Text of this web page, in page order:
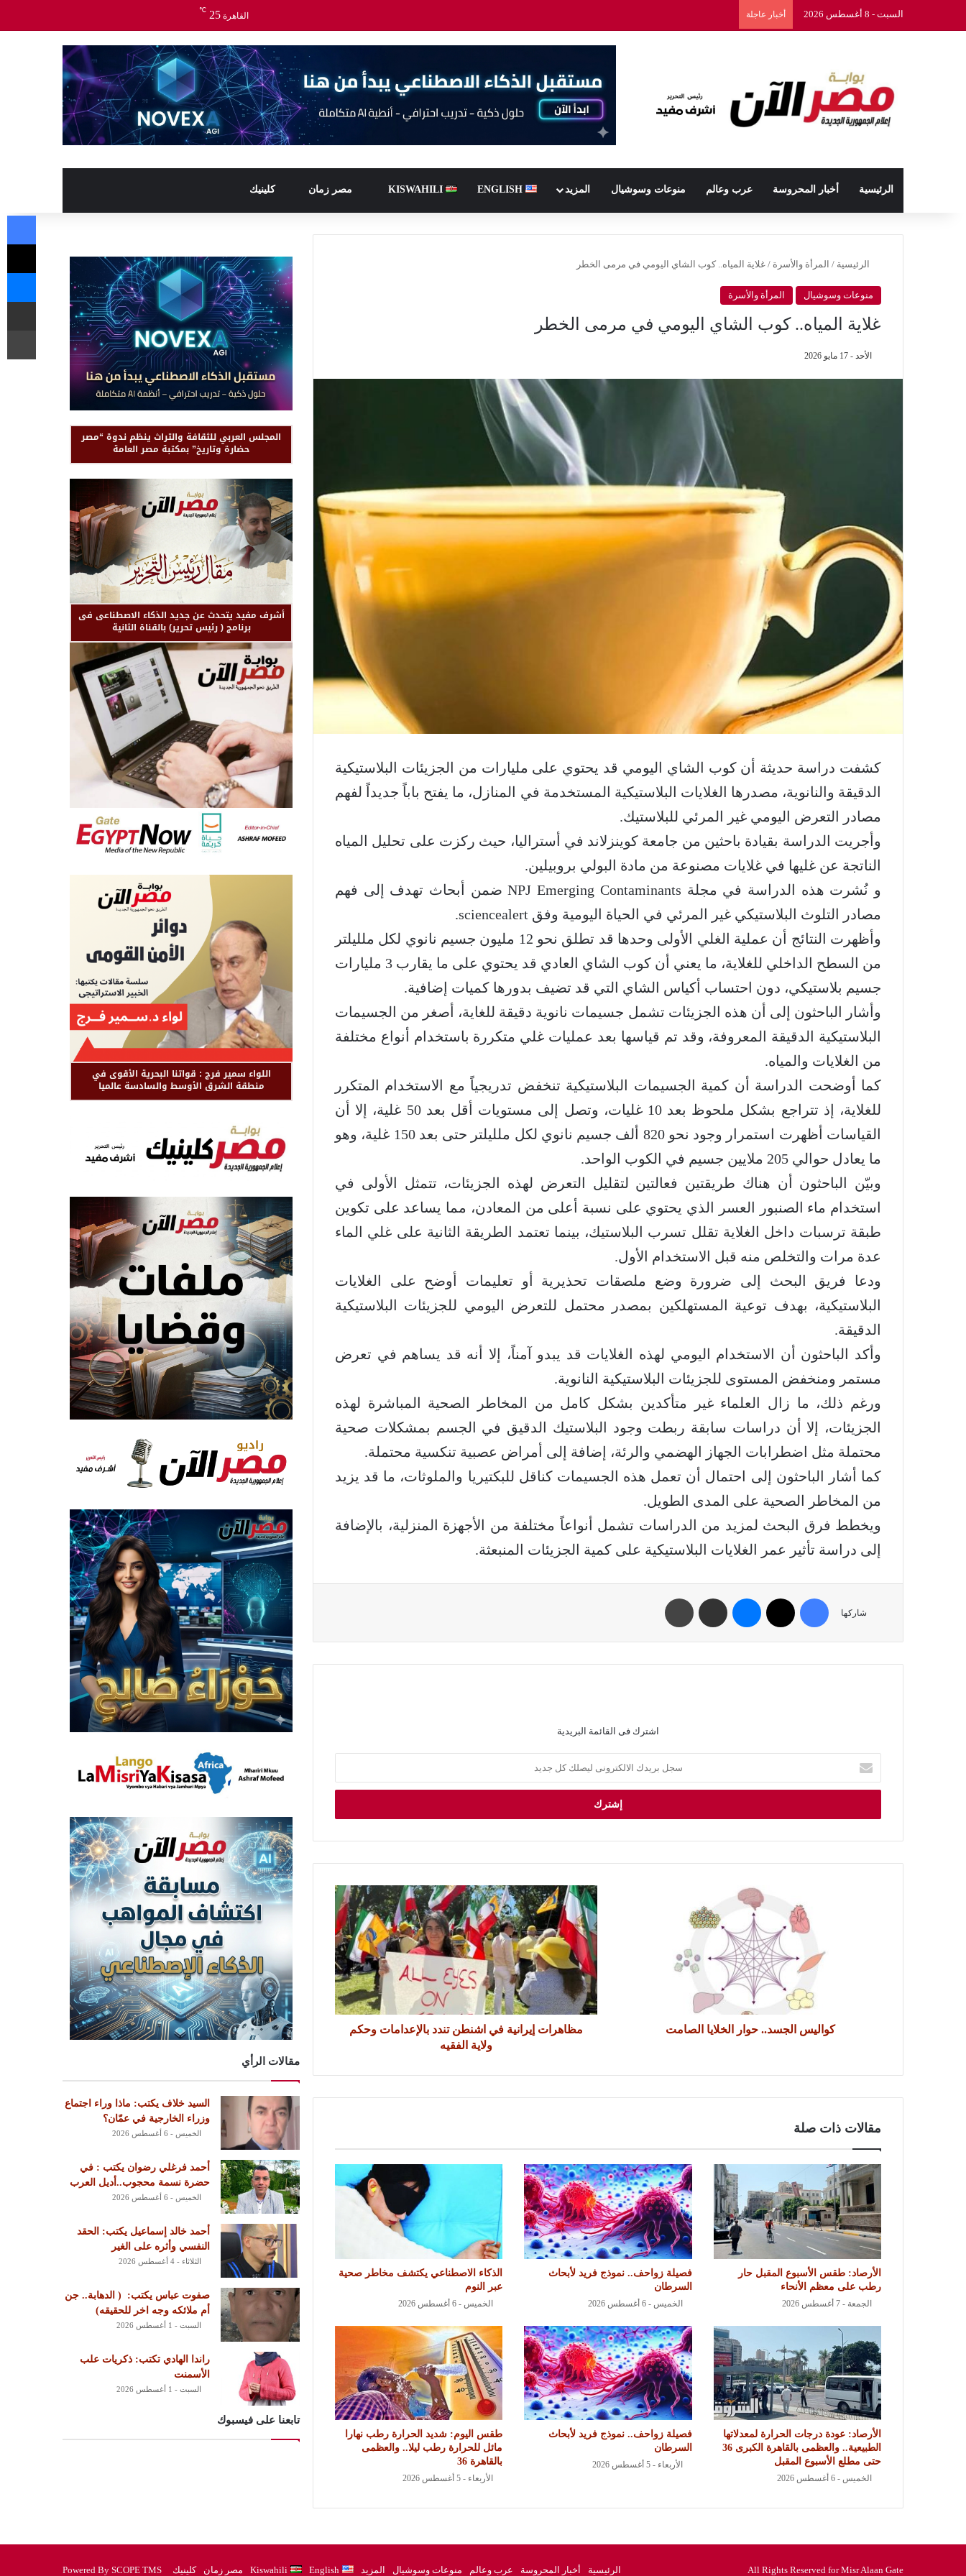
السبت - 8 أغسطس 2026 أخبار عاجلة القاهرة 25
℃
الرئيسية أخبار المحروسة عرب وعالم منوعات وسوشيال المزيد ENGLISH
KISWAHILI مصر زمان كلينيك
الرئيسية / المرأة والأسرة / غلاية المياه.. كوب الشاي اليومي في مرمى الخطر
منوعات وسوشيال المرأة والأسرة
غلاية المياه.. كوب الشاي اليومي في مرمى الخطر
الأحد - 17 مايو 2026
كشفت دراسة حديثة أن كوب الشاي اليومي قد يحتوي على مليارات من الجزيئات البلاستيكية
الدقيقة والنانوية، مصدرها الغلايات البلاستيكية المستخدمة في المنازل، ما يفتح باباً جديداً لفهم
مصادر التعرض اليومي غير المرئي للبلاستيك.
وأجريت الدراسة بقيادة باحثين من جامعة كوينزلاند في أستراليا، حيث ركزت على تحليل المياه
الناتجة عن غليها في غلايات مصنوعة من مادة البولي بروبيلين.
و نُشرت هذه الدراسة في مجلة NPJ Emerging Contaminants ضمن أبحاث تهدف إلى فهم
مصادر التلوث البلاستيكي غير المرئي في الحياة اليومية وفق sciencealert.
وأظهرت النتائج أن عملية الغلي الأولى وحدها قد تطلق نحو 12 مليون جسيم نانوي لكل ملليلتر
من السطح الداخلي للغلاية، ما يعني أن كوب الشاي العادي قد يحتوي على ما يقارب 3 مليارات
جسيم بلاستيكي، دون احتساب أكياس الشاي التي قد تضيف بدورها كميات إضافية.
وأشار الباحثون إلى أن هذه الجزيئات تشمل جسيمات نانوية دقيقة للغاية، أصغر من الجسيمات
البلاستيكية الدقيقة المعروفة، وقد تم قياسها بعد عمليات غلي متكررة باستخدام أنواع مختلفة
من الغلايات والمياه.
كما أوضحت الدراسة أن كمية الجسيمات البلاستيكية تنخفض تدريجياً مع الاستخدام المتكرر
للغلاية، إذ تتراجع بشكل ملحوظ بعد 10 غليات، وتصل إلى مستويات أقل بعد 50 غلية، إلا أن
القياسات أظهرت استمرار وجود نحو 820 ألف جسيم نانوي لكل ملليلتر حتى بعد 150 غلية، وهو
ما يعادل حوالي 205 ملايين جسيم في الكوب الواحد.
وبيّن الباحثون أن هناك طريقتين فعالتين لتقليل التعرض لهذه الجزيئات، تتمثل الأولى في
استخدام ماء الصنبور العسر الذي يحتوي على نسبة أعلى من المعادن، مما يساعد على تكوين
طبقة ترسبات داخل الغلاية تقلل تسرب البلاستيك، بينما تعتمد الطريقة الثانية على غلي الماء
عدة مرات والتخلص منه قبل الاستخدام الأول.
ودعا فريق البحث إلى ضرورة وضع ملصقات تحذيرية أو تعليمات أوضح على الغلايات
البلاستيكية، بهدف توعية المستهلكين بمصدر محتمل للتعرض اليومي للجزيئات البلاستيكية
الدقيقة.
وأكد الباحثون أن الاستخدام اليومي لهذه الغلايات قد يبدو آمناً، إلا أنه قد يساهم في تعرض
مستمر ومنخفض المستوى للجزيئات البلاستيكية النانوية.
ورغم ذلك، ما زال العلماء غير متأكدين بشكل كامل من المخاطر الصحية المباشرة لهذه
الجزيئات، إلا أن دراسات سابقة ربطت وجود البلاستيك الدقيق في الجسم بمشكلات صحية
محتملة مثل اضطرابات الجهاز الهضمي والرئة، إضافة إلى أمراض عصبية تنكسية محتملة.
كما أشار الباحثون إلى احتمال أن تعمل هذه الجسيمات كناقل للبكتيريا والملوثات، ما قد يزيد
من المخاطر الصحية على المدى الطويل.
ويخطط فرق البحث لمزيد من الدراسات تشمل أنواعاً مختلفة من الأجهزة المنزلية، بالإضافة
إلى دراسة تأثير عمر الغلايات البلاستيكية على كمية الجزيئات المنبعثة.
شاركها
اشترك فى القائمة البريدية
كواليس الجسد.. حوار الخلايا الصامت
مظاهرات إيرانية في اشنطن تندد بالإعدامات وحكم
ولاية الفقيه
مقالات ذات صلة
الأرصاد: طقس الأسبوع المقبل حار
رطب على معظم الأنحاء
الجمعة - 7 أغسطس 2026
فصيلة زواحف.. نموذج فريد لأبحاث
السرطان
الخميس - 6 أغسطس 2026
الذكاء الاصطناعي يكتشف مخاطر صحية
عبر النوم
الخميس - 6 أغسطس 2026
الأرصاد: عودة درجات الحرارة لمعدلاتها
الطبيعية.. والعظمى بالقاهرة الكبرى 36
حتى مطلع الأسبوع المقبل
الخميس - 6 أغسطس 2026
فصيلة زواحف.. نموذج فريد لأبحاث
السرطان
الأربعاء - 5 أغسطس 2026
طقس اليوم: شديد الحرارة رطب نهارا
مائل للحرارة رطب ليلا.. والعظمى
بالقاهرة 36
الأربعاء - 5 أغسطس 2026
المجلس العربي للثقافة والتراث ينظم ندوة “مصر
حضارة وتاريخ” بمكتبة مصر العامة
أشرف مفيد يتحدث عن جديد الذكاء الاصطناعى فى
برنامج ( رئيس تحرير) بالقناة الثانية
اللواء سمير فرج : قواتنا البحرية الأقوى في
منطقة الشرق الأوسط والسادسة عالميا
مقالات الرأي
السيد خلاف يكتب: ماذا وراء اجتماع
وزراء الخارجية في عمّان؟
الخميس - 6 أغسطس 2026
أحمد فرغلي رضوان يكتب : في
حضرة نسمة محجوب..أديل العرب
الخميس - 6 أغسطس 2026
أحمد خالد إسماعيل يكتب: الحقد
النفسي وأثره على الغير
الثلاثاء - 4 أغسطس 2026
‏صفوت عباس يكتب: ‏ ‏( الدهابة.. جن
أم ملائكه وجه اخر للحقيقه)
السبت - 1 أغسطس 2026
راندا الهادي تكتب: ذكريات علب
الأسمنت
السبت - 1 أغسطس 2026
تابعنا على فيسبوك
All Rights Reserved for Misr Alaan Gate
Powered By SCOPE TMS الرئيسية أخبار المحروسة عرب وعالم منوعات وسوشيال المزيد English
Kiswahili مصر زمان كلينيك